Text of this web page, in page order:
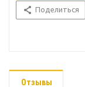
Поделиться
Отзывы